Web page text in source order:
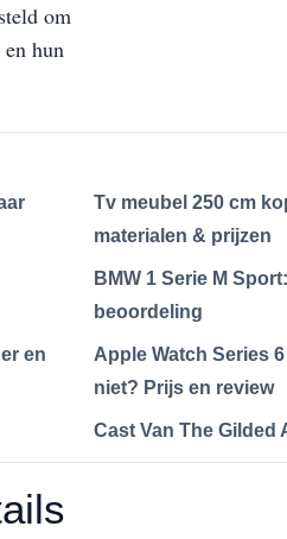
om
en hun
Tv meubel 250 cm
materialen & prijzen
BMW 1 Serie M
beoordeling
en
Apple Watch Series
niet? Prijs en review
Cast Van The Gilded